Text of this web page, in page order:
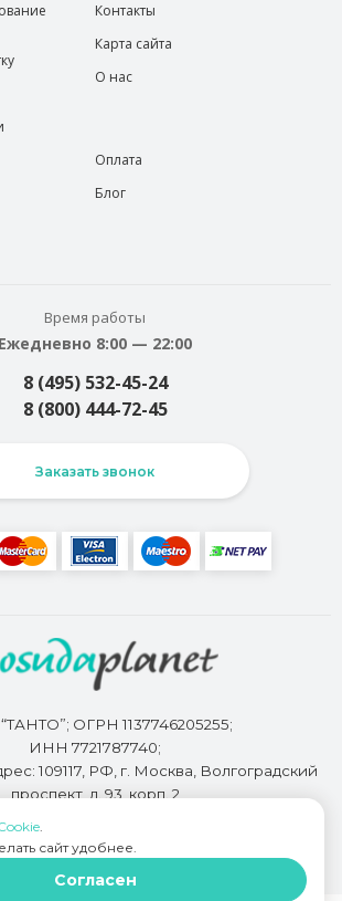
Контакты
Карта сайта
О нас
Оплата
Блог
Время работы
Ежедневно 8:00 — 22:00
8 (495) 532-45-24
8 (800) 444-72-45
Заказать звонок
ОГРН 1137746205255;
ИНН 7721787740;
109117, РФ, г. Москва, Волгоградский
проспект, д. 93, корп. 2
сайта занимается
.
сайт удобнее.
Согласен